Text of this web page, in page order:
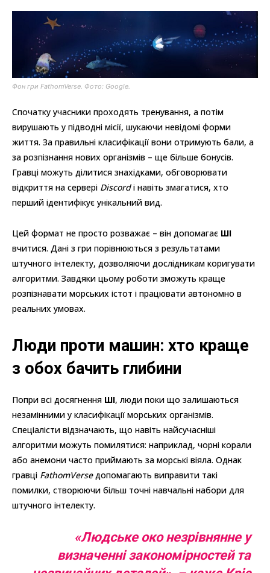
Фон гри FathomVerse. Фото: Google.
Спочатку учасники проходять тренування, а потім
вирушають у підводні місії, шукаючи невідомі форми
життя. За правильні класифікації вони отримують бали, а
за розпізнання нових організмів – ще більше бонусів.
Гравці можуть ділитися знахідками, обговорювати
відкриття на сервері Discordі навіть змагатися, хто
перший ідентифікує унікальний вид.
Цей формат не просто розважає – він допомагає ШІ
вчитися. Дані з гри порівнюються з результатами
штучного інтелекту, дозволяючи дослідникам коригувати
алгоритми. Завдяки цьому роботи зможуть краще
розпізнавати морських істот і працювати автономно в
реальних умовах.
Люди проти машин: хто краще
з обох бачить глибини
Попри всі досягнення ШІ, люди поки що залишаються
незамінними у класифікації морських організмів.
Спеціалісти відзначають, що навіть найсучасніші
алгоритми можуть помилятися: наприклад, чорні корали
або анемони часто приймають за морські віяла. Однак
гравці FathomVerseдопомагають виправити такі
помилки, створюючи більш точні навчальні набори для
штучного інтелекту.
«Людське око незрівнянне у
визначенні закономірностей та